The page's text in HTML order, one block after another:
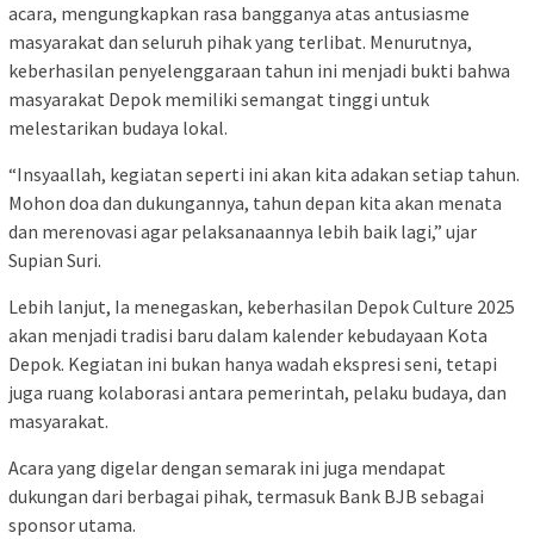
acara, mengungkapkan rasa bangganya atas antusiasme
masyarakat dan seluruh pihak yang terlibat. Menurutnya,
keberhasilan penyelenggaraan tahun ini menjadi bukti bahwa
masyarakat Depok memiliki semangat tinggi untuk
melestarikan budaya lokal.
“Insyaallah, kegiatan seperti ini akan kita adakan setiap tahun.
Mohon doa dan dukungannya, tahun depan kita akan menata
dan merenovasi agar pelaksanaannya lebih baik lagi,” ujar
Supian Suri.
Lebih lanjut, Ia menegaskan, keberhasilan Depok Culture 2025
akan menjadi tradisi baru dalam kalender kebudayaan Kota
Depok. Kegiatan ini bukan hanya wadah ekspresi seni, tetapi
juga ruang kolaborasi antara pemerintah, pelaku budaya, dan
masyarakat.
Acara yang digelar dengan semarak ini juga mendapat
dukungan dari berbagai pihak, termasuk Bank BJB sebagai
sponsor utama.